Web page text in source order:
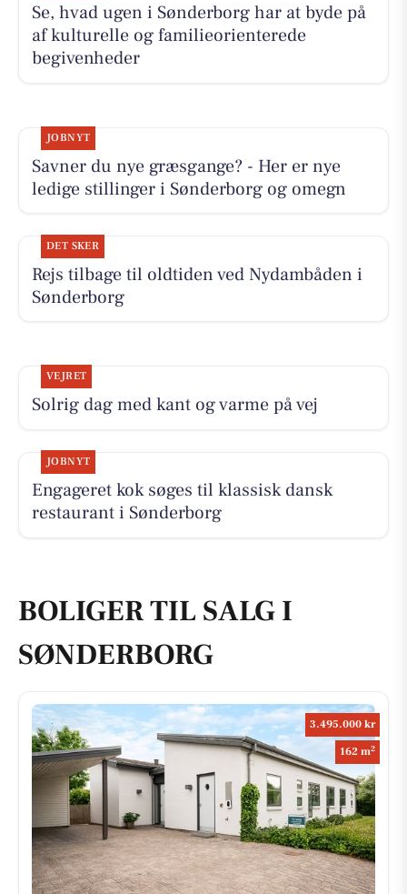
Se, hvad ugen i Sønderborg har at byde på
af kulturelle og familieorienterede
begivenheder
JOBNYT
Savner du nye græsgange? - Her er nye
ledige stillinger i Sønderborg og omegn
DET SKER
Rejs tilbage til oldtiden ved Nydambåden i
Sønderborg
VEJRET
Solrig dag med kant og varme på vej
JOBNYT
Engageret kok søges til klassisk dansk
restaurant i Sønderborg
BOLIGER TIL SALG I
SØNDERBORG
3.495.000 kr
162 m2